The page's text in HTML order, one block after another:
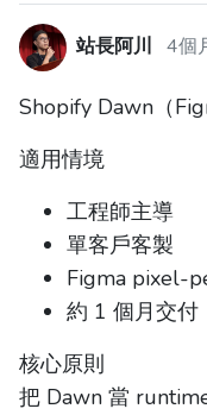
站長阿川 4個
Shopify Dawn（
適用情境
工程師主導
單客戶客製
Figma pixel-
約 1 個月交付
核心原則
把 Dawn 當